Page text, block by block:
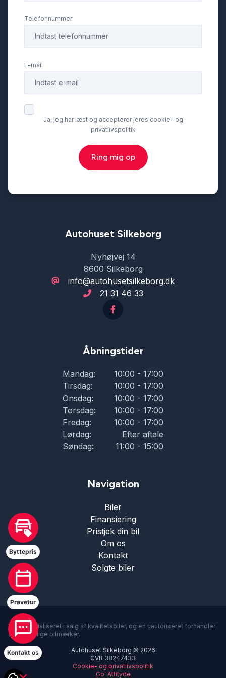
Fartpilot
Fjernbetjent centrallås
Fuld LED forlygter
Fuldautomatisk klimaanlæg
Højdejusterbare forsæder
Højdejusterbart førersæde
Musikstreaming via bluetooth
Parkeringssensor bagved
Parkeringssensor foran
Ratgearskifte
Soltag
Splitbagsæder
Sædevarme
Telefonnummer
E-mail
Ja, jeg har læst og accepterer jeres cookie- og
privatlivspolitik
Ring mig op
Autohuset Silkeborg
Nyhøjvej 14
8600 Silkeborg
info@autohusetsilkeborg.dk
21 31 46 33
Åbningstider
Mandag:
10:00 - 17:00
Tirsdag:
10:00 - 17:00
Onsdag:
10:00 - 17:00
Torsdag:
10:00 - 17:00
Fredag:
10:00 - 17:00
Lørdag:
Efter aftale
Søndag:
11:00 - 15:00
Navigation
Biler
Finansiering
Pristjek din bil
Om os
Kontakt
Solgte biler
Vi er specialiseret i salg af kvalitetsbiler, og en uautoriseret forhandler
af forskellige bilmærker.
Autohuset Silkeborg © 2026
CVR 38247433
Cookie- og privatlivspolitik
Go' Attityde
Byttepris
Prøvetur
Kontakt os